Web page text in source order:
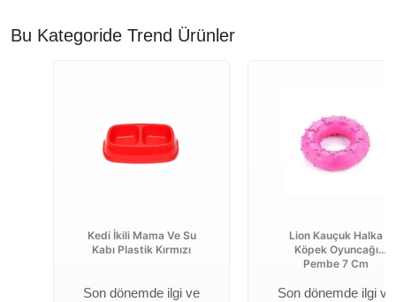
Bu Kategoride Trend Ürünler
Kedi İkili Mama Ve Su
Kabı Plastik Kırmızı
Son dönemde ilgi ve
Lion Kauçuk Halka
Köpek Oyuncağı
Pembe 7 Cm
Son dönemde ilgi ve